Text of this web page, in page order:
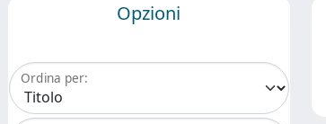
Opzioni
Ordina per: